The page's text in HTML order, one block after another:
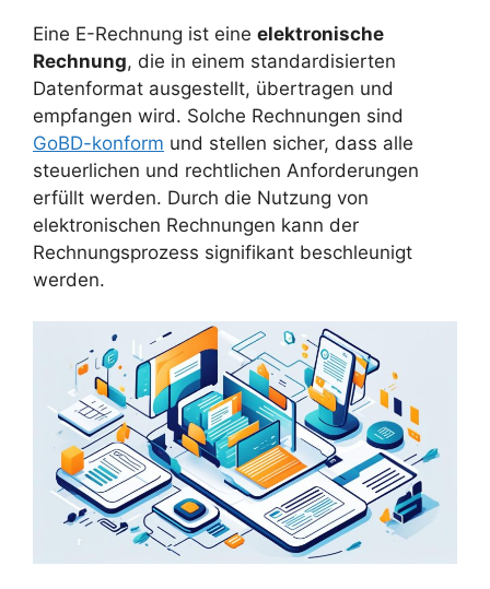
Eine E-Rechnung ist eine elektronische
Rechnung, die in einem standardisierten
Datenformat ausgestellt, übertragen und
empfangen wird. Solche Rechnungen sind
GoBD-konform und stellen sicher, dass alle
steuerlichen und rechtlichen Anforderungen
erfüllt werden. Durch die Nutzung von
elektronischen Rechnungen kann der
Rechnungsprozess signifikant beschleunigt
werden.